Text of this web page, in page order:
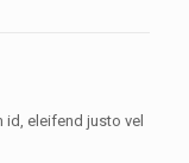
eleifend justo vel